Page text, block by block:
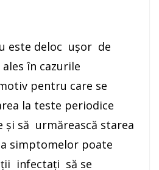
este deloc ușor de
în cazurile
pentru care se
la teste periodice
și să urmărească starea
simptomelor poate
infectați să se